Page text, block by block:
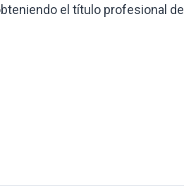
el título profesional de